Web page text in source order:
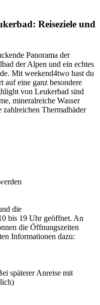
Reiseziele und
Panorama der
der Alpen und ein echtes
Mit weekend4two hast du
auf eine ganz besondere
von Leukerbad sind
mineralreiche Wasser
zahlreichen Thermalbäder
die
bis 19 Uhr geöffnet. An
die Öffnungszeiten
Informationen dazu:
späterer Anreise mit